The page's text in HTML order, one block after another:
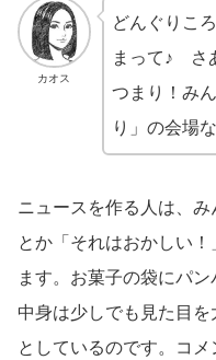
カオス
どんぐりこ
まって♪ さ
つまり！み
り」の会場
ニュースを作る人は、み
とか「それはおかしい
ます。お菓子の袋にパン
中身は少しでも見た目
としているのです。コ